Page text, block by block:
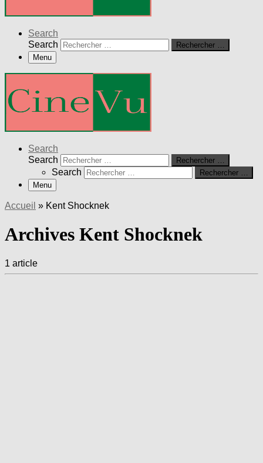
Search
Search
Rechercher …
Menu
Search
Search
Rechercher …
Search
Rechercher …
Menu
Accueil » Kent Shocknek
Archives Kent Shocknek
1 article